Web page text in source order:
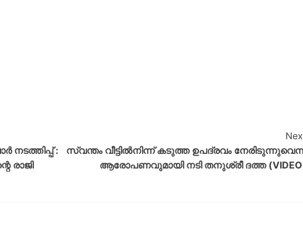
:
രാജി
സ്വന്തം വീട്ടില്‍നിന്ന് കടുത്ത ഉപദ്രവം
ആരോപണവുമായി നടി തനുശ്രീ ദത്ത